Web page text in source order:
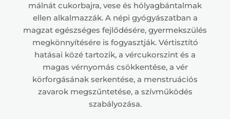
málnát cukorbajra, vese és hólyagbántalmak
ellen alkalmazzák. A népi gyógyászatban a
magzat egészséges fejlődésére, gyermekszülés
megkönnyítésére is fogyasztják. Vértisztító
hatásai közé tartozik, a vércukorszint és a
magas vérnyomás csökkentése, a vér
körforgásának serkentése, a menstruációs
zavarok megszűntetése, a szívműködés
szabályozása.